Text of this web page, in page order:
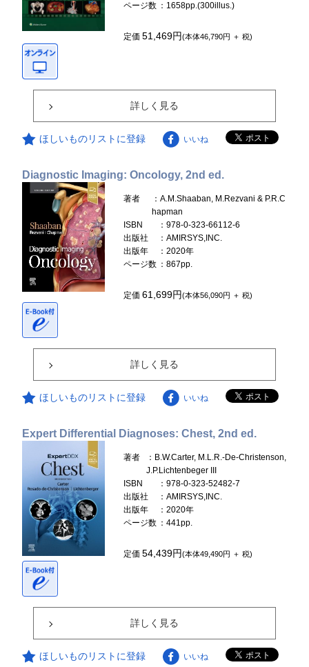
ページ数 ：1658pp.(300illus.)
定価51,469円(本体46,790円 ＋ 税)
詳しく見る
ほしいものリストに登録 いいね
Diagnostic Imaging: Oncology, 2nd ed.
著者
：A.M.Shaaban, M.Rezvani & P.R.C
hapman
ISBN
：978-0-323-66112-6
出版社
：AMIRSYS,INC.
出版年
：2020年
ページ数 ：867pp.
定価61,699円(本体56,090円 ＋ 税)
詳しく見る
ほしいものリストに登録 いいね
Expert Differential Diagnoses: Chest, 2nd ed.
著者
：B.W.Carter, M.L.R.-De-Christenson,
J.P.Lichtenbeger III
ISBN
：978-0-323-52482-7
出版社
：AMIRSYS,INC.
出版年
：2020年
ページ数 ：441pp.
定価54,439円(本体49,490円 ＋ 税)
詳しく見る
ほしいものリストに登録 いいね